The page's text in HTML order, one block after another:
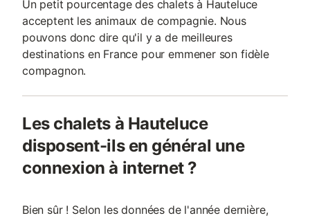
Un petit pourcentage des chalets à Hauteluce
acceptent les animaux de compagnie. Nous
pouvons donc dire qu'il y a de meilleures
destinations en France pour emmener son fidèle
compagnon.
Les chalets à Hauteluce
disposent-ils en général une
connexion à internet ?
Bien sûr ! Selon les données de l'année dernière,